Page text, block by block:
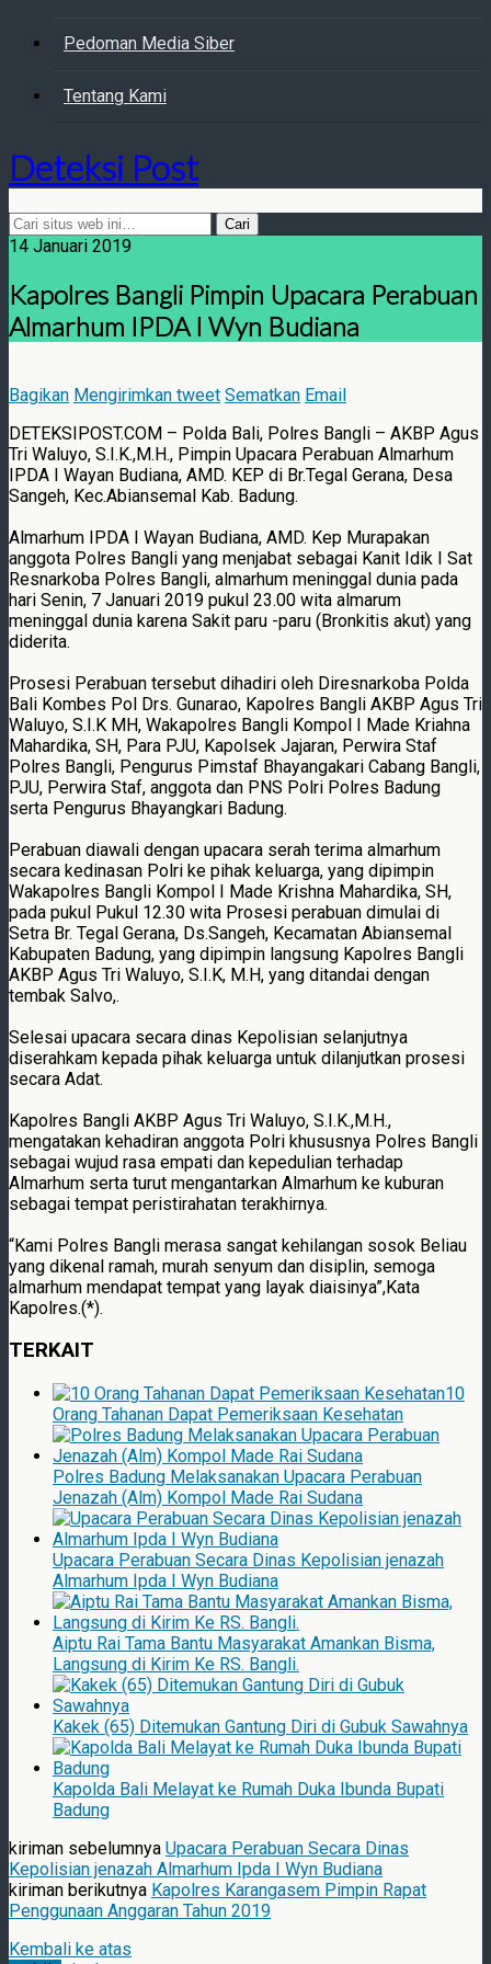
Pedoman Media Siber
Tentang Kami
Deteksi Post
14 Januari 2019
Kapolres Bangli Pimpin Upacara Perabuan
Almarhum IPDA I Wyn Budiana
Bagikan Mengirimkan tweet Sematkan Email
DETEKSIPOST.COM – Polda Bali, Polres Bangli – AKBP Agus
Tri Waluyo, S.I.K.,M.H., Pimpin Upacara Perabuan Almarhum
IPDA I Wayan Budiana, AMD. KEP di Br.Tegal Gerana, Desa
Sangeh, Kec.Abiansemal Kab. Badung.
Almarhum IPDA I Wayan Budiana, AMD. Kep Murapakan
anggota Polres Bangli yang menjabat sebagai Kanit Idik I Sat
Resnarkoba Polres Bangli, almarhum meninggal dunia pada
hari Senin, 7 Januari 2019 pukul 23.00 wita almarum
meninggal dunia karena Sakit paru -paru (Bronkitis akut) yang
diderita.
Prosesi Perabuan tersebut dihadiri oleh Diresnarkoba Polda
Bali Kombes Pol Drs. Gunarao, Kapolres Bangli AKBP Agus Tri
Waluyo, S.I.K MH, Wakapolres Bangli Kompol I Made Kriahna
Mahardika, SH, Para PJU, Kapolsek Jajaran, Perwira Staf
Polres Bangli, Pengurus Pimstaf Bhayangakari Cabang Bangli,
PJU, Perwira Staf, anggota dan PNS Polri Polres Badung
serta Pengurus Bhayangkari Badung.
Perabuan diawali dengan upacara serah terima almarhum
secara kedinasan Polri ke pihak keluarga, yang dipimpin
Wakapolres Bangli Kompol I Made Krishna Mahardika, SH,
pada pukul Pukul 12.30 wita Prosesi perabuan dimulai di
Setra Br. Tegal Gerana, Ds.Sangeh, Kecamatan Abiansemal
Kabupaten Badung, yang dipimpin langsung Kapolres Bangli
AKBP Agus Tri Waluyo, S.I.K, M.H, yang ditandai dengan
tembak Salvo,.
Selesai upacara secara dinas Kepolisian selanjutnya
diserahkam kepada pihak keluarga untuk dilanjutkan prosesi
secara Adat.
Kapolres Bangli AKBP Agus Tri Waluyo, S.I.K.,M.H.,
mengatakan kehadiran anggota Polri khususnya Polres Bangli
sebagai wujud rasa empati dan kepedulian terhadap
Almarhum serta turut mengantarkan Almarhum ke kuburan
sebagai tempat peristirahatan terakhirnya.
“Kami Polres Bangli merasa sangat kehilangan sosok Beliau
yang dikenal ramah, murah senyum dan disiplin, semoga
almarhum mendapat tempat yang layak diaisinya”,Kata
Kapolres.(*).
TERKAIT
10
Orang Tahanan Dapat Pemeriksaan Kesehatan
Polres Badung Melaksanakan Upacara Perabuan
Jenazah (Alm) Kompol Made Rai Sudana
Upacara Perabuan Secara Dinas Kepolisian jenazah
Almarhum Ipda I Wyn Budiana
Aiptu Rai Tama Bantu Masyarakat Amankan Bisma,
Langsung di Kirim Ke RS. Bangli.
Kakek (65) Ditemukan Gantung Diri di Gubuk Sawahnya
Kapolda Bali Melayat ke Rumah Duka Ibunda Bupati
Badung
kiriman sebelumnya Upacara Perabuan Secara Dinas
Kepolisian jenazah Almarhum Ipda I Wyn Budiana
kiriman berikutnya Kapolres Karangasem Pimpin Rapat
Penggunaan Anggaran Tahun 2019
Kembali ke atas